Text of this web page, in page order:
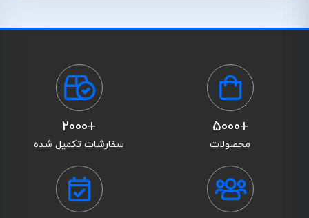
+5000
محصولات
+2000
سفارشات تکمیل شده